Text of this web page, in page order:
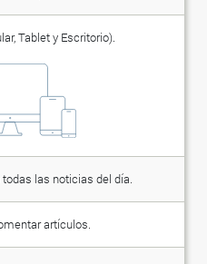
Tablet y Escritorio).
las noticias del día.
artículos.